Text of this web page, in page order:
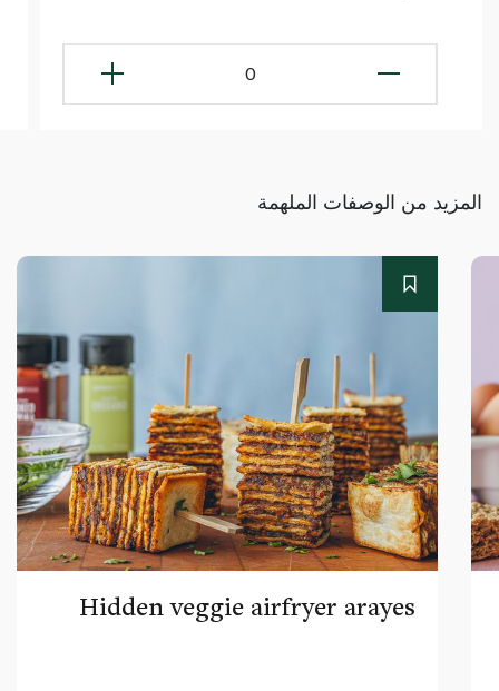
0
المزيد من الوصفات الملهمة
Hidden veggie airfryer arayes